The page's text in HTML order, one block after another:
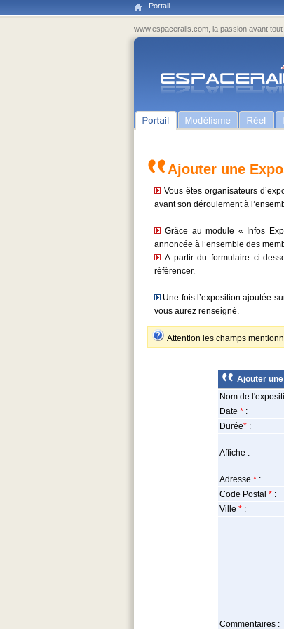
Portail
www.espacerails.com, la passion avant tout
Ajouter une
Vous êtes organisateurs
avant son déroulement à
Grâce au module « Infos
annoncée à l’ensemble des
A partir du formulaire ci-
référencer.
Une fois l’exposition ajoutée
vous aurez renseigné.
Attention les champs
Ajouter
Nom de
Date * :
Durée* :
Affiche :
Adresse * :
Code Postal * :
Ville * :
Commentaires :